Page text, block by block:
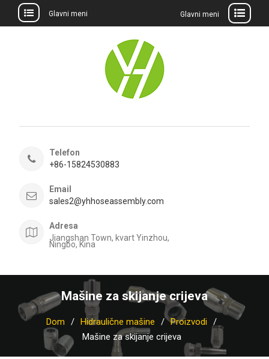
Glavni meni Glavni meni
Telefon
+86-15824530883
Email
sales2@yhhoseassembly.com
Adresa
Jiangshan Town, kvart Yinzhou,
Ningbo, Kina
Mašine za skijanje crijeva
Dom Hidraulične mašine
Proizvodi
Mašine za skijanje crijeva